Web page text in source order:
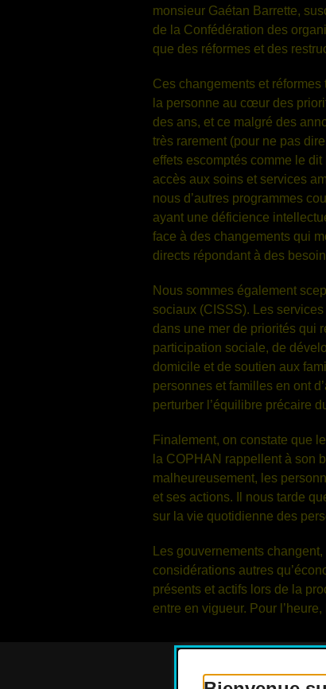
monsieur Gaétan Barrette,
de la Confédération des
que des réformes et des
Ces changements et
la personne au cœur des
des ans, et ce malgré des
très rarement (pour ne pas
effets escomptés comme le
accès aux soins et services
nous d’autres programmes
ayant une déficience
face à des changements qui
directs répondant à des
Nous sommes également
sociaux (CISSS). Les
dans une mer de priorités qui
participation sociale, de
domicile et de soutien aux
personnes et familles en ont
perturber l’équilibre précaire
Finalement, on constate que
la COPHAN rappellent à son
malheureusement, les
et ses actions. Il nous tarde
sur la vie quotidienne des
Les gouvernements
considérations autres
présents et actifs lors de la
entre en vigueur. Pour